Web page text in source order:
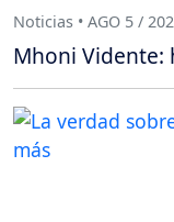
Noticias • AGO 5 /
Mhoni Vidente: